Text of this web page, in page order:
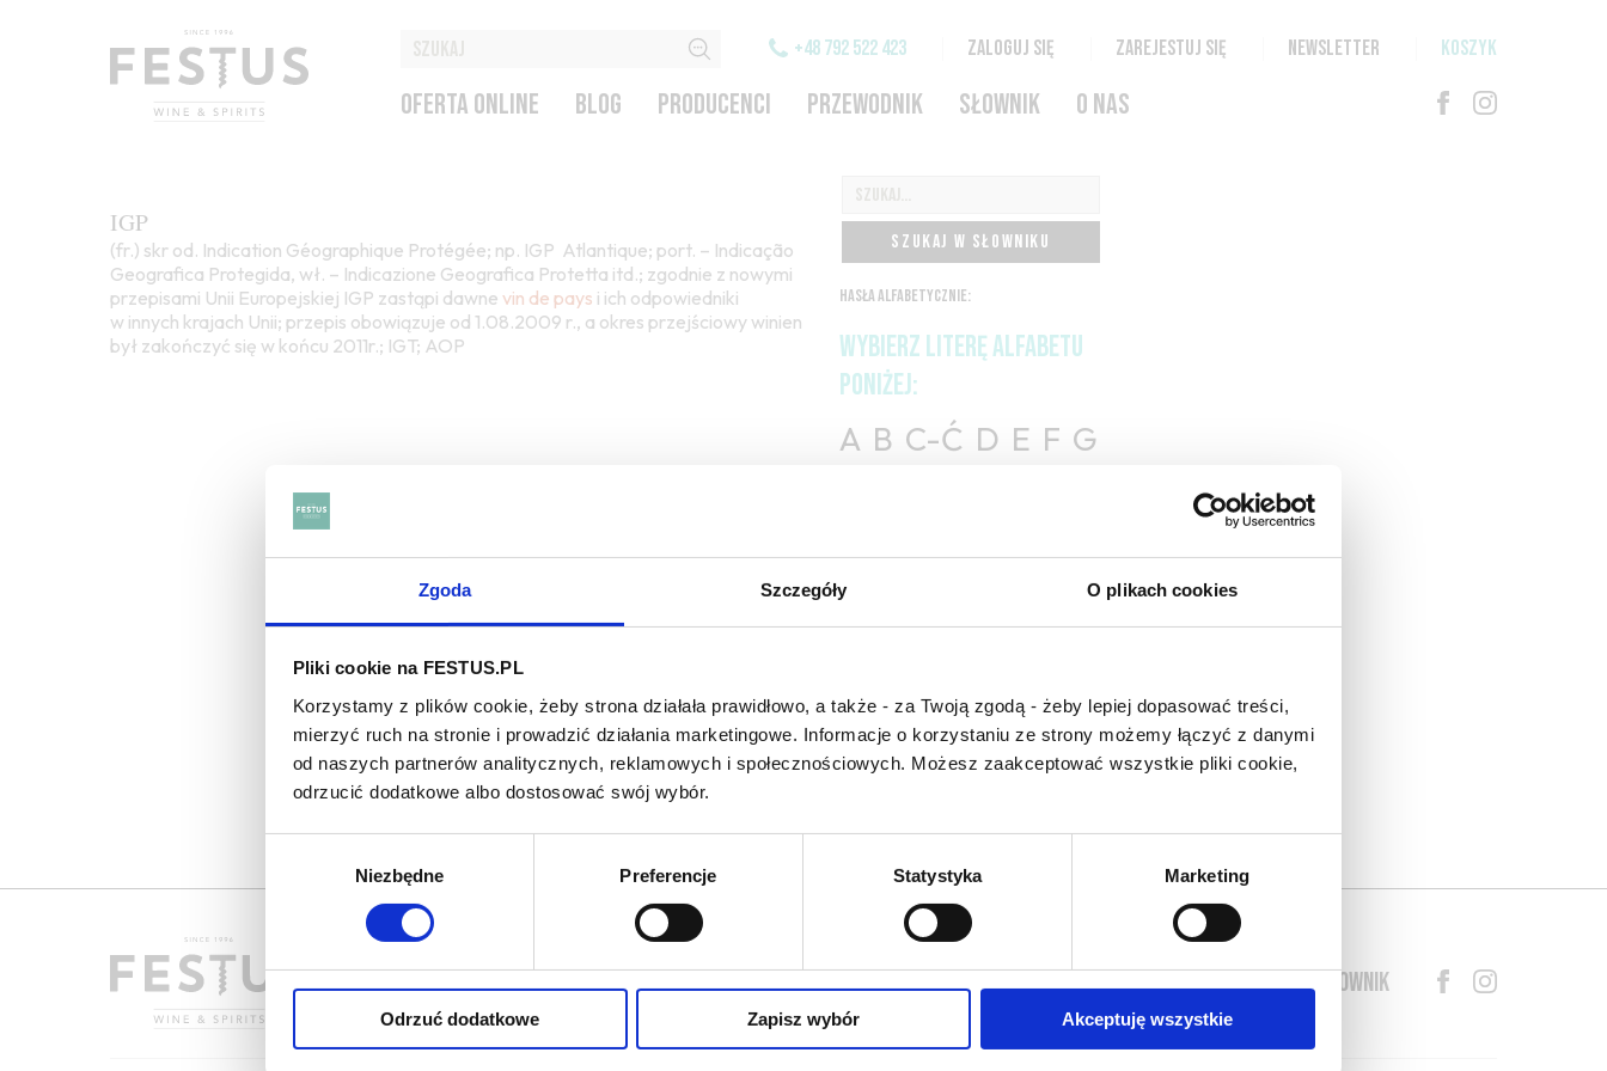
Zgoda Szczegóły O plikach cookies
Pliki cookie na FESTUS.PL
Korzystamy z plików cookie, żeby strona działała prawidłowo, a także - za Twoją zgodą - żeby lepiej dopasować treści,
mierzyć ruch na stronie i prowadzić działania marketingowe. Informacje o korzystaniu ze strony możemy łączyć z danymi
od naszych partnerów analitycznych, reklamowych i społecznościowych. Możesz zaakceptować wszystkie pliki cookie,
odrzucić dodatkowe albo dostosować swój wybór.
Niezbędne Preferencje Statystyka Marketing
Odrzuć dodatkowe Zapisz wybór Akceptuję wszystkie
+48 792 522 423 ZALOGUJ SIĘ ZAREJESTUJ SIĘ NEWSLETTER KOSZYK
OFERTA ONLINE BLOG PRODUCENCI PRZEWODNIK SŁOWNIK O NAS
IGP
(fr.) skr od. Indication Géographique Protégée; np. IGP Atlantique; port. – Indicação
Geografica Protegida, wł. – Indicazione Geografica Protetta itd.; zgodnie z nowymi
przepisami Unii Europejskiej IGP zastąpi dawne vin de pays i ich odpowiedniki
w innych krajach Unii; przepis obowiązuje od 1.08.2009 r., a okres przejściowy winien
był zakończyć się w końcu 2011r.; IGT; AOP
SZUKAJ W SŁOWNIKU
HASŁA ALFABETYCZNIE:
WYBIERZ LITERĘ ALFABETU
PONIŻEJ:
A B C-Ć D E F G
U V W X-Y
Z-Ź-Ż
słownika nowych haseł.
Jeśli jakis termin stwarza
Państwu szczególny
tym poinformować.
O NAS OFERTA ONLINE PRODUCENCI BLOG PRZEWODNIK SŁOWNIK